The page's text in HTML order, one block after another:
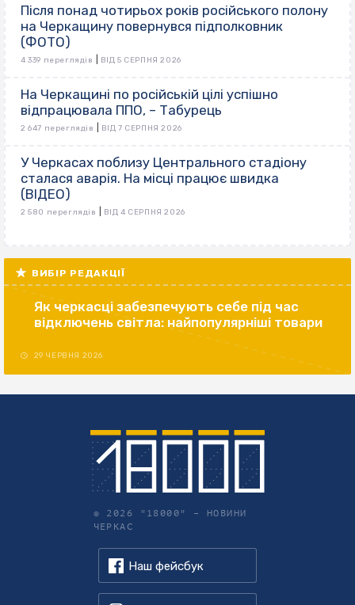
Після понад чотирьох років російського полону
на Черкащину повернувся підполковник
(ФОТО)
4 339 переглядів ВІД 5 СЕРПНЯ 2026
На Черкащині по російській цілі успішно
відпрацювала ППО, – Табурець
2 647 переглядів ВІД 7 СЕРПНЯ 2026
У Черкасах поблизу Центрального стадіону
сталася аварія. На місці працює швидка
(ВІДЕО)
2 580 переглядів ВІД 4 СЕРПНЯ 2026
ВИБІР РЕДАКЦІЇ
Як черкасці забезпечують себе під час
відключень світла: найпопулярніші товари
29 ЧЕРВНЯ 2026
© 2026 "18000" – НОВИНИ
ЧЕРКАС
Наш фейсбук